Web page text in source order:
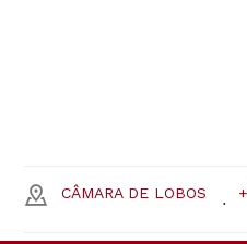
CÂMARA DE LOBOS